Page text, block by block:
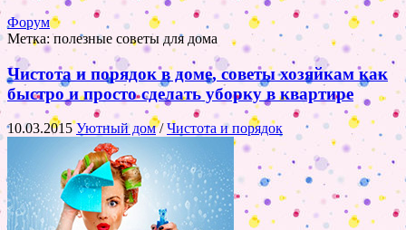
Форум
Метка:полезные советы для дома
Чистота и порядок в доме, советы хозяйкам как
быстро и просто сделать уборку в квартире
10.03.2015Уютный дом/Чистота и порядок